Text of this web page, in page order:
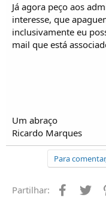
Já agora peço aos
interesse, que
inclusivamente eu
mail que está
Um abraço
Ricardo Marques
Para
Partilhar: